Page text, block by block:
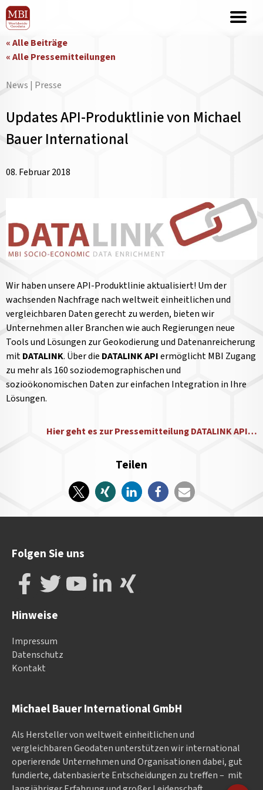
« Alle Beiträge
« Alle Pressemitteilungen
News | Presse
Updates API-Produktlinie von Michael
Bauer International
08. Februar 2018
Wir haben unsere API-Produktlinie aktualisiert! Um der
wachsenden Nachfrage nach weltweit einheitlichen und
vergleichbaren Daten gerecht zu werden, bieten wir
Unternehmen aller Branchen wie auch Regierungen neue
Tools und Lösungen zur Geokodierung und Datenanreicherung
mitDATALINK. Über die DATALINK APIermöglicht MBI Zugang
zu mehr als 160 soziodemographischen und
sozioökonomischen Daten zur einfachen Integration in Ihre
Lösungen.
Hier geht es zur Pressemitteilung DATALINK API…
Teilen
Michael Bauer International GmbH
Als Hersteller von weltweit einheitlichen und
vergleichbaren Geodaten un­ter­stüt­zen wir in­ter­na­tional
ope­rieren­de Un­ter­neh­men und Or­ga­nisa­tionen dabei, gut
fundierte, datenbasierte Entscheidungen zu treffen – mit
Folgen Sie uns
Hinweise
Impressum
Datenschutz
Kontakt